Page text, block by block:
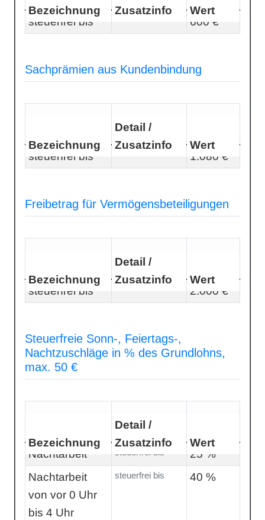
Bezeichnung
Zusatzinfo
Wert
steuerfrei bis
600 €
Sachprämien aus Kundenbindung
Bezeichnung
Detail /
Zusatzinfo
Wert
steuerfrei bis
1.080 €
Freibetrag für Vermögensbeteiligungen
Bezeichnung
Detail /
Zusatzinfo
Wert
steuerfrei bis
2.000 €
Steuerfreie Sonn-, Feiertags-,
Nachtzuschläge in % des Grundlohns,
max. 50 €
Bezeichnung
Detail /
Zusatzinfo
Wert
Nachtarbeit
steuerfrei bis
25 %
Nachtarbeit
von vor 0 Uhr
bis 4 Uhr
steuerfrei bis 40 %